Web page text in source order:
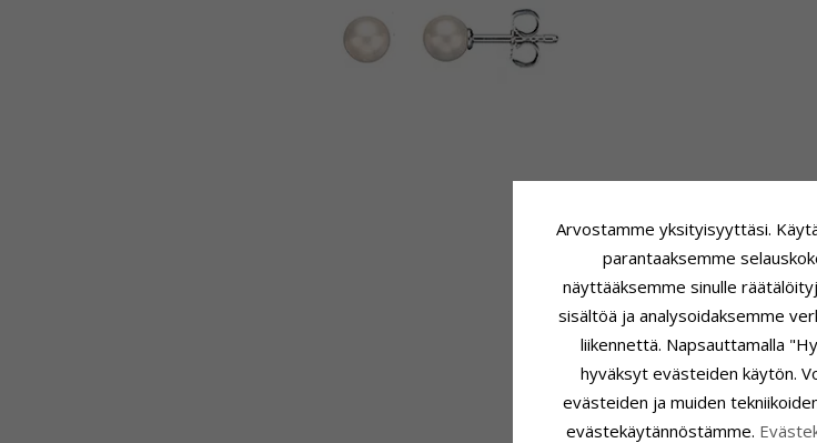
Arvostamme yksityisyyttäsi.
parantaaksemme
näyttääksemme sinulle
sisältöä ja analysoidaksemme
liikennettä. Napsauttamalla
hyväksyt evästeiden käytön.
evästeiden ja muiden
evästekäytännöstämme.